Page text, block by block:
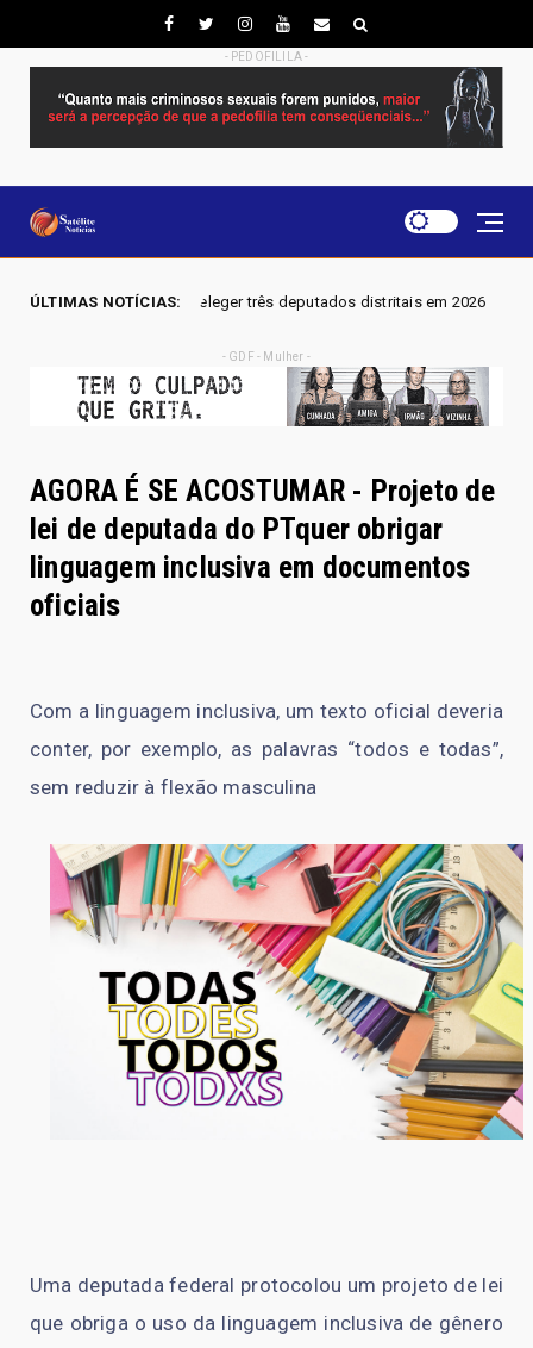
- PEDOFILILA -
ÚLTIMAS NOTÍCIAS:
mira eleger três deputados distritais em 2026 Brasil Exclusivo:
- GDF - Mulher -
AGORA É SE ACOSTUMAR - Projeto de
lei de deputada do PTquer obrigar
linguagem inclusiva em documentos
oficiais
Com a linguagem inclusiva, um texto oficial deveria
conter, por exemplo, as palavras “todos e todas”,
sem reduzir à flexão masculina
Uma deputada federal protocolou um projeto de lei
que obriga o uso da linguagem inclusiva de gênero